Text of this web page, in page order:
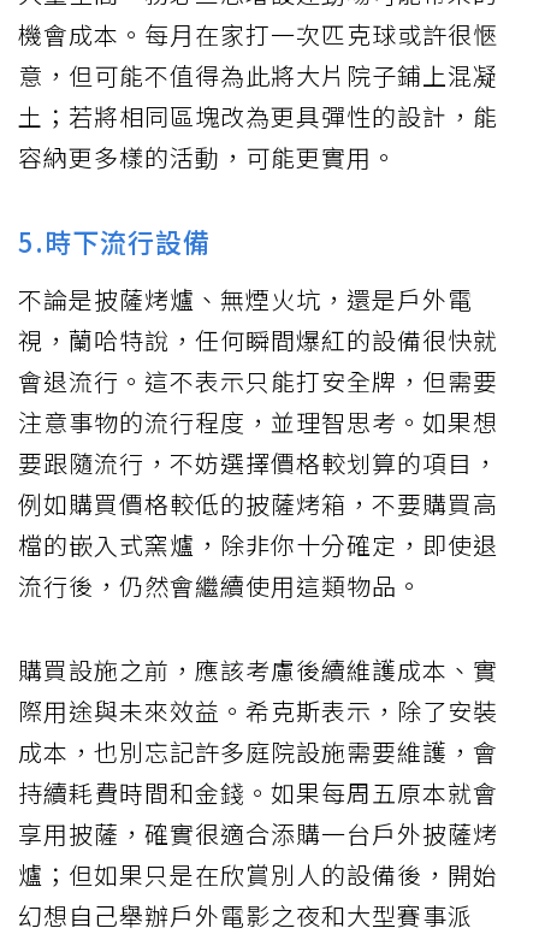
機會成本。每月在家打一次匹克球或許很愜
意，但可能不值得為此將大片院子鋪上混凝
土；若將相同區塊改為更具彈性的設計，能
容納更多樣的活動，可能更實用。
5.時下流行設備
不論是披薩烤爐、無煙火坑，還是戶外電
視，蘭哈特說，任何瞬間爆紅的設備很快就
會退流行。這不表示只能打安全牌，但需要
注意事物的流行程度，並理智思考。如果想
要跟隨流行，不妨選擇價格較划算的項目，
例如購買價格較低的披薩烤箱，不要購買高
檔的嵌入式窯爐，除非你十分確定，即使退
流行後，仍然會繼續使用這類物品。
購買設施之前，應該考慮後續維護成本、實
際用途與未來效益。希克斯表示，除了安裝
成本，也別忘記許多庭院設施需要維護，會
持續耗費時間和金錢。如果每周五原本就會
享用披薩，確實很適合添購一台戶外披薩烤
爐；但如果只是在欣賞別人的設備後，開始
幻想自己舉辦戶外電影之夜和大型賽事派